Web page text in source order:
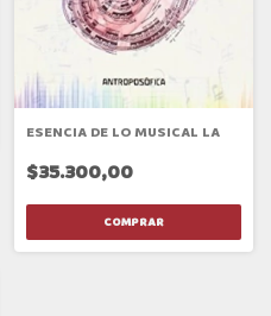
ESENCIA DE LO MUSICAL LA
$35.300,00